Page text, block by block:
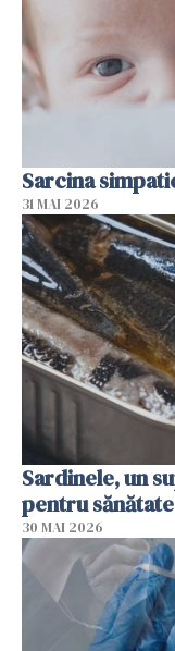
Sarcina
31 MAI 2026
Sardinele, un
pentru sănătate
30 MAI 2026